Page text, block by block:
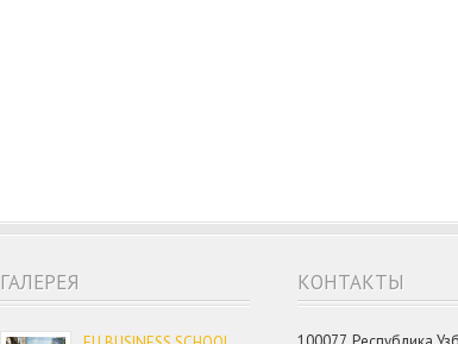
ГАЛЕРЕЯ КОНТАКТЫ